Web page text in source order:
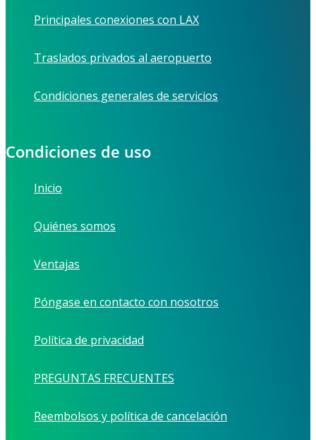
Principales conexiones con LAX
Traslados privados al aeropuerto
Condiciones generales de servicios
Condiciones de uso
Inicio
Quiénes somos
Ventajas
Póngase en contacto con nosotros
Política de privacidad
PREGUNTAS FRECUENTES
Reembolsos y política de cancelación